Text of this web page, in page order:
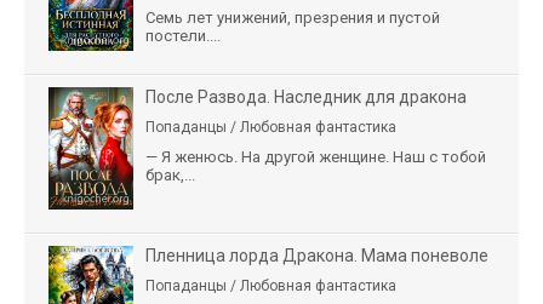
Семь лет унижений, презрения и пустой
постели....
После Развода. Наследник для дракона
Попаданцы / Любовная фантастика
— Я женюсь. На другой женщине. Наш с тобой
брак,...
Пленница лорда Дракона. Мама поневоле
Попаданцы / Любовная фантастика